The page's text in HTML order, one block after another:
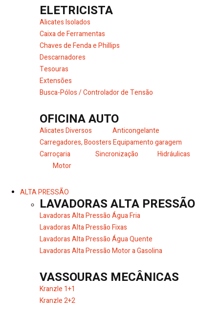
ELETRICISTA
Alicates Isolados
Caixa de Ferramentas
Chaves de Fenda e Phillips
Descarnadores
Tesouras
Extensões
Busca-Pólos / Controlador de Tensão
OFICINA AUTO
Alicates Diversos
Anticongelante
Carregadores, BoostersEquipamento garagem
Carroçaria
Sincronização
Hidráulicas
Motor
ALTA PRESSÃO
LAVADORAS ALTA PRESSÃO
Lavadoras Alta Pressão Água Fria
Lavadoras Alta Pressão Fixas
Lavadoras Alta Pressão Água Quente
Lavadoras Alta Pressão Motor a Gasolina
VASSOURAS MECÂNICAS
Kranzle 1+1
Kranzle 2+2